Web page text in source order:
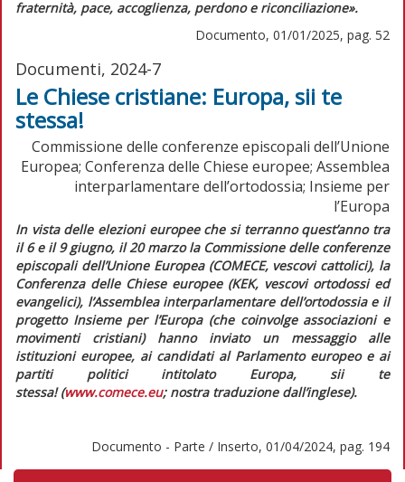
fraternità, pace, accoglienza, perdono e riconciliazione».
Documento, 01/01/2025, pag. 52
Documenti, 2024-7
Le Chiese cristiane: Europa, sii te
stessa!
Commissione delle conferenze episcopali dell’Unione
Europea; Conferenza delle Chiese europee; Assemblea
interparlamentare dell’ortodossia; Insieme per
l’Europa
In vista delle elezioni europee che si terranno quest’anno tra
il 6 e il 9 giugno, il 20 marzo la Commissione delle conferenze
episcopali dell’Unione Europea (COMECE, vescovi cattolici), la
Conferenza delle Chiese europee (KEK, vescovi ortodossi ed
evangelici), l’Assemblea interparlamentare dell’ortodossia e il
progetto Insieme per l’Europa (che coinvolge associazioni e
movimenti cristiani) hanno inviato un messaggio alle
istituzioni europee, ai candidati al Parlamento europeo e ai
partiti politici intitolato Europa, sii te
stessa!(www.comece.eu; nostra traduzione dall’inglese).
Documento - Parte / Inserto, 01/04/2024, pag. 194